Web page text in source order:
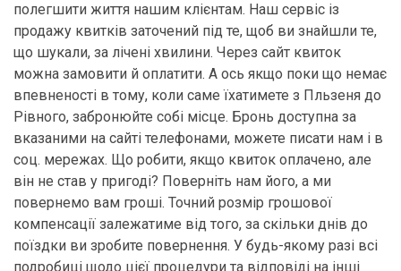
полегшити життя нашим клієнтам. Наш сервіс із
продажу квитків заточений під те, щоб ви знайшли те,
що шукали, за лічені хвилини. Через сайт квиток
можна замовити й оплатити. А ось якщо поки що немає
впевненості в тому, коли саме їхатимете з Пльзеня до
Рівного, забронюйте собі місце. Бронь доступна за
вказаними на сайті телефонами, можете писати нам і в
соц. мережах. Що робити, якщо квиток оплачено, але
він не став у пригоді? Поверніть нам його, а ми
повернемо вам гроші. Точний розмір грошової
компенсації залежатиме від того, за скільки днів до
поїздки ви зробите повернення. У будь-якому разі всі
подробиці щодо цієї процедури та відповіді на інші